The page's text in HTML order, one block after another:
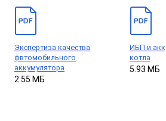
Экспертиза качества
фвтомобильного
аккумулятора
2.55 МБ
ИБП и
котла
5.93 МБ